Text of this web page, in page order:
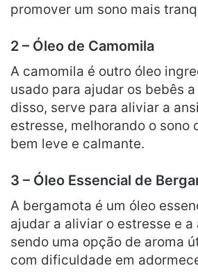
promover um sono mais
2 – Óleo de Camomila
A camomila é outro óleo
usado para ajudar os bebês
disso, serve para aliviar a
estresse, melhorando o sono
bem leve e calmante.
3 – Óleo Essencial de
A bergamota é um óleo
ajudar a aliviar o estresse e a
sendo uma opção de aroma
com dificuldade em